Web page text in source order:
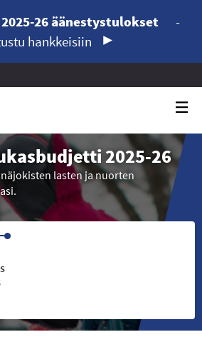
26 äänestystulokset
-
hankkeisiin
2025-26
lasten ja nuorten